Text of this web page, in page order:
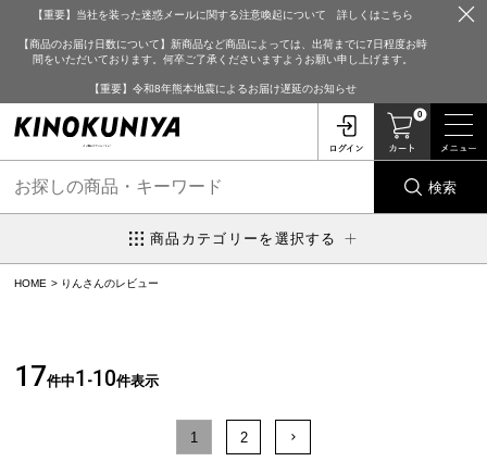
【重要】当社を装った迷惑メールに関する注意喚起について 詳しくはこちら
【商品のお届け日数について】新商品など商品によっては、出荷までに7日程度お時
間をいただいております。何卒ご了承くださいますようお願い申し上げます。
【重要】令和8年熊本地震によるお届け遅延のお知らせ
0
検索
商品カテゴリーを選択する
HOME りんさんのレビュー
17件中1 -10件表示
1 2